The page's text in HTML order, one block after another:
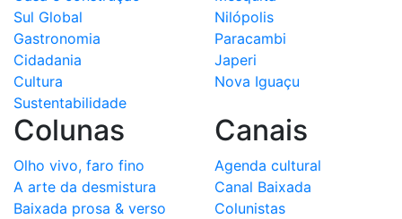
Sul Global
Gastronomia
Cidadania
Cultura
Sustentabilidade
Nilópolis
Paracambi
Japeri
Nova Iguaçu
Colunas
Olho vivo, faro fino
A arte da desmistura
Baixada prosa & verso
Canais
Agenda cultural
Canal Baixada
Colunistas